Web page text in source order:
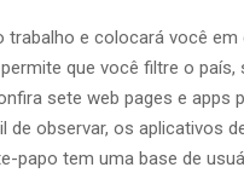
trabalho e colocará você
que você filtre o
sete web pages e
de observar, os aplicativos
papo tem uma base de